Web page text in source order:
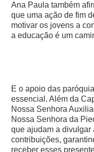
Ana Paula também
que uma ação de fim
motivar os jovens a
a educação é um
E o apoio das
essencial. Além da
Nossa Senhora
Nossa Senhora da
que ajudam a divulgar
contribuições,
receber esses